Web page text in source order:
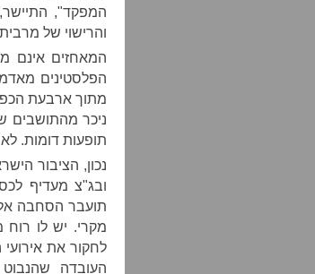
המפקד",
והרישוי של
המאחזים אינם
הפלסטינים
מתוך ארבעת
ניכר מהתושבים
תופעות דומות.
נכון, הציבור
ובג"צ מעדיף
תועבר הסחבה אל
מקרי. יש לו
לחקור את
העובדה